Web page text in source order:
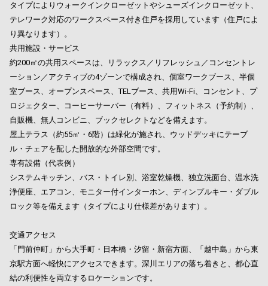
タイプによりウォークインクローゼットやシューズインクローゼット、
テレワーク対応のワークスペース付き住戸を採用しています（住戸によ
り異なります）。
共用施設・サービス
約200㎡の共用スペースは、リラックス／リフレッシュ／コンセントレ
ーション／アクティブの4ゾーンで構成され、個室ワークブース、半個
室ブース、オープンスペース、TELブース、共用Wi‑Fi、コンセント、プ
ロジェクター、コーヒーサーバー（有料）、フィットネス（予約制）、
自販機、無人コンビニ、ブックセレクトなどを備えます。
屋上テラス（約55㎡・6階）は緑化が施され、ウッドデッキにテーブ
ル・チェアを配した開放的な外部空間です。
専有設備（代表例）
システムキッチン、バス・トイレ別、浴室乾燥機、独立洗面台、温水洗
浄便座、エアコン、モニター付インターホン、ディンプルキー・ダブル
ロック等を備えます（タイプにより仕様差があります）。
交通アクセス
「門前仲町」から大手町・日本橋・汐留・新宿方面、「越中島」から東
京駅方面へ軽快にアクセスできます。深川エリアの落ち着きと、都心直
結の利便性を両立するロケーションです。